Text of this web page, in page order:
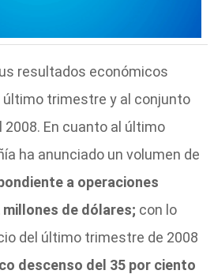
resultados económicos
trimestre y al conjunto
En cuanto al último
ha anunciado un volumen de
a operaciones
de dólares; con lo
del último trimestre de 2008
descenso del 35 por ciento